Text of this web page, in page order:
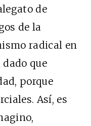
de
de la
radical en
que
porque
Así, es